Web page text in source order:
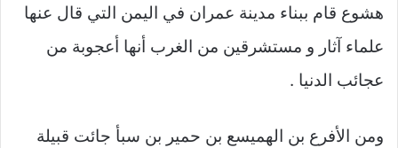
هشوع قام ببناء مدينة عمران في اليمن التي قال عنها
علماء آثار و مستشرقين من الغرب أنها أعجوبة من
عجائب الدنيا .
ومن الأفرع بن الهميسع بن حمير بن سبأ جائت قبيلة